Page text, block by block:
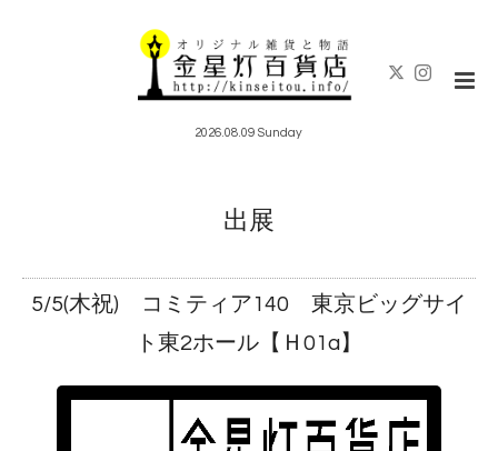
2026.08.09 Sunday
出展
5/5(木祝) コミティア140 東京ビッグサイ
ト東2ホール【Ｈ01a】